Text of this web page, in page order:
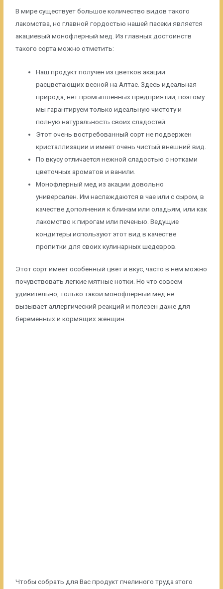
В мире существует большое количество видов такого
лакомства, но главной гордостью нашей пасеки является
акациевый монофлерный мед. Из главных достоинств
такого сорта можно отметить:
Наш продукт получен из цветков акации
расцветающих весной на Алтае. Здесь идеальная
природа, нет промышленных предприятий, поэтому
мы гарантируем только идеальную чистоту и
полную натуральность своих сладостей.
Этот очень востребованный сорт не подвержен
кристаллизации и имеет очень чистый внешний вид.
По вкусу отличается нежной сладостью с нотками
цветочных ароматов и ванили.
Монофлерный мед из акации довольно
универсален. Им наслаждаются в чае или с сыром, в
качестве дополнения к блинам или оладьям, или как
лакомство к пирогам или печенью. Ведущие
кондитеры используют этот вид в качестве
пропитки для своих кулинарных шедевров.
Этот сорт имеет особенный цвет и вкус, часто в нем можно
почувствовать легкие мятные нотки. Но что совсем
удивительно, только такой монофлерный мед не
вызывает аллергический реакций и полезен даже для
беременных и кормящих женщин.
Чтобы собрать для Вас продукт пчелиного труда этого